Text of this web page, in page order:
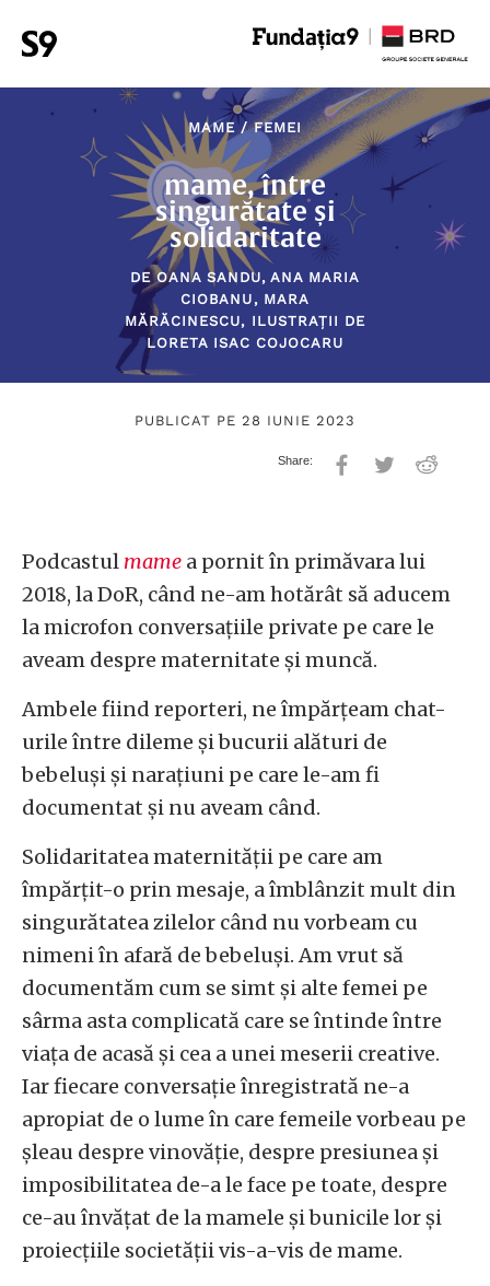
MAME /FEMEI
mame, între
singurătate și
solidaritate
DEOANA SANDU,ANA MARIA
CIOBANU , MARA
MĂRĂCINESCU, ILUSTRAȚII DE
LORETA ISAC COJOCARU
PUBLICAT PE 28 IUNIE 2023
Podcastul mame a pornit în primăvara lui
2018, la DoR, când ne-am hotărât să aducem
la microfon conversațiile private pe care le
aveam despre maternitate și muncă.
Ambele fiind reporteri, ne împărțeam chat-
urile între dileme și bucurii alături de
bebeluși și narațiuni pe care le-am fi
documentat și nu aveam când.
Solidaritatea maternității pe care am
împărțit-o prin mesaje, a îmblânzit mult din
singurătatea zilelor când nu vorbeam cu
nimeni în afară de bebeluși. Am vrut să
documentăm cum se simt și alte femei pe
sârma asta complicată care se întinde între
viața de acasă și cea a unei meserii creative.
Iar fiecare conversație înregistrată ne-a
apropiat de o lume în care femeile vorbeau pe
șleau despre vinovăție, despre presiunea și
imposibilitatea de-a le face pe toate, despre
ce-au învățat de la mamele și bunicile lor și
proiecțiile societății vis-a-vis de mame.